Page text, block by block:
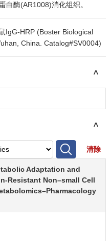
白酶(AR1008)消化组织。
IgG-HRP (Boster Biological
China. Catalog#SV0004)
>
>
清除
Adaptation and
Resistant Non–small Cell